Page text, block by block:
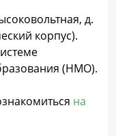
д.
корпус).
(НМО).
на